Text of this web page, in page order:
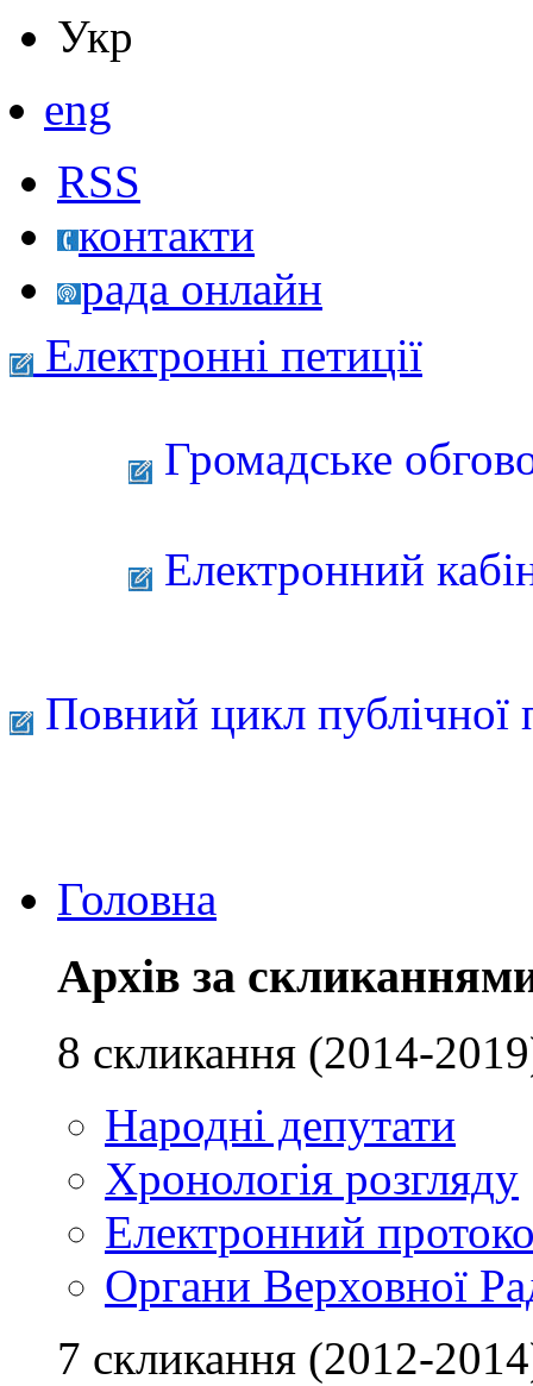
Укр
eng
RSS
контакти
рада онлайн
Електронні петиції
Громадське
Електронний
Повний цикл публічної
Головна
Архів за
8 скликання (2014-
Народні депутати
Хронологія розгляду
Електронний
Органи Верховної
7 скликання (2012-